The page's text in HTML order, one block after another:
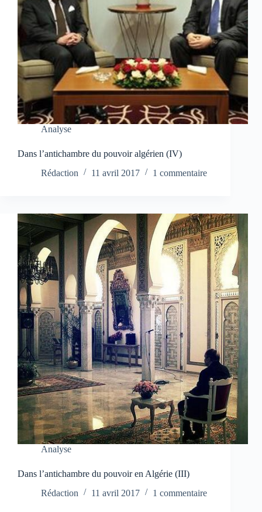
Analyse
Dans l’antichambre du pouvoir algérien (IV)
Rédaction
11 avril 2017 1 commentaire
Analyse
Dans l’antichambre du pouvoir en Algérie (III)
Rédaction
11 avril 2017 1 commentaire